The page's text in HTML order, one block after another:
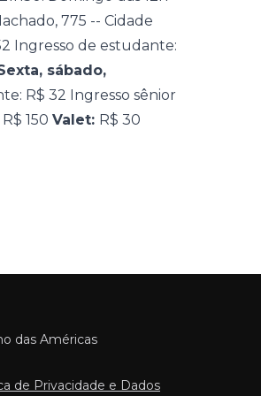
775 -- Cidade
Ingresso de estudante:
sábado,
R$ 32 Ingresso sênior
R$ 150 Valet: R$ 30
das Américas
de Privacidade e Dados